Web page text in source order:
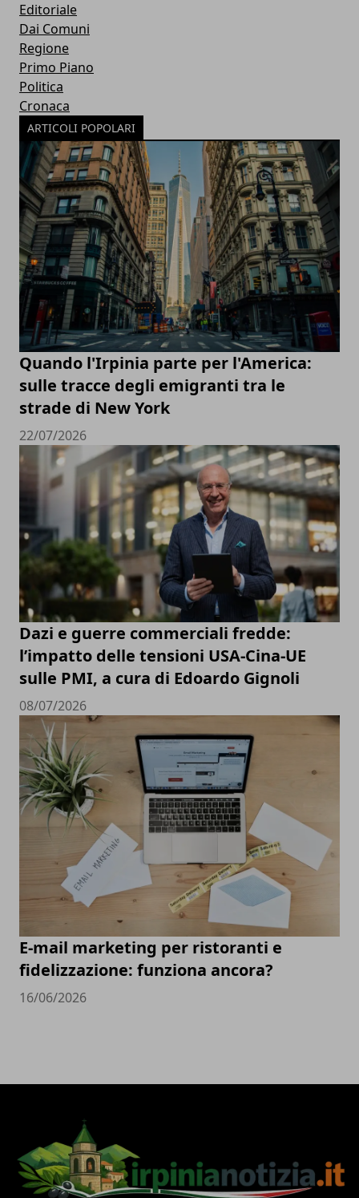
Editoriale
Dai Comuni
Regione
Primo Piano
Politica
Cronaca
ARTICOLI POPOLARI
Quando l'Irpinia parte per l'America:
sulle tracce degli emigranti tra le
strade di New York
22/07/2026
Dazi e guerre commerciali fredde:
l’impatto delle tensioni USA-Cina-UE
sulle PMI, a cura di Edoardo Gignoli
08/07/2026
E-mail marketing per ristoranti e
fidelizzazione: funziona ancora?
16/06/2026